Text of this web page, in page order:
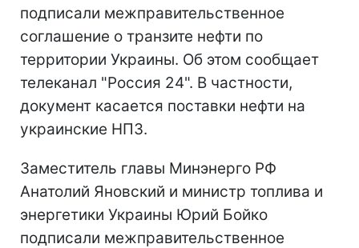
подписали межправительственное
соглашение о транзите нефти по
территории Украины. Об этом сообщает
телеканал "Россия 24". В частности,
документ касается поставки нефти на
украинские НПЗ.
Заместитель главы Минэнерго РФ
Анатолий Яновский и министр топлива и
энергетики Украины Юрий Бойко
подписали межправительственное